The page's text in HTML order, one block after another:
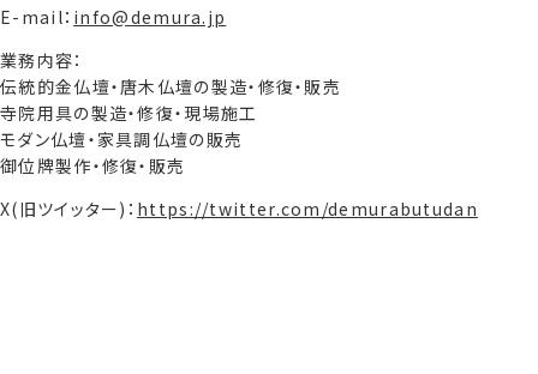
E-mail： info@demura.jp
業務内容：
伝統的金仏壇・唐木仏壇の製造・修復・販売
寺院用具の製造・修復・現場施工
モダン仏壇・家具調仏壇の販売
御位牌製作・修復・販売
X(旧ツイッター)： https://twitter.com/demurabutudan